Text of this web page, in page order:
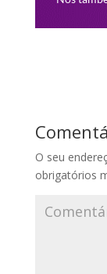
O seu
obrigatórios